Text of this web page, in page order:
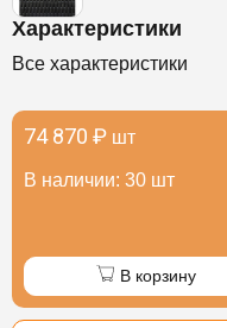
Характеристики
Все характеристики
74 870 ₽ шт
В наличии: 30 шт
В корзину